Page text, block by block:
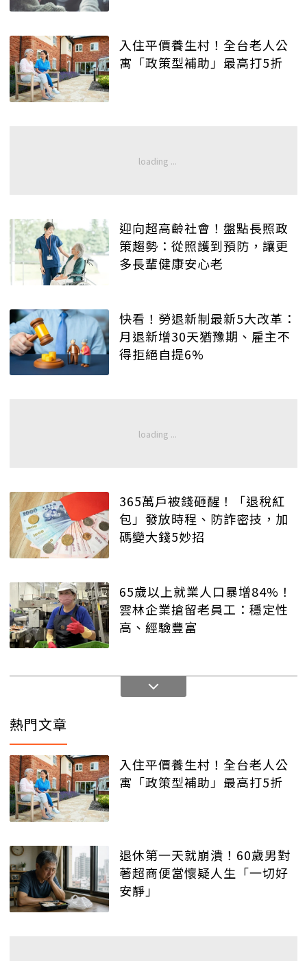
入住平價養生村！全台老人公
寓「政策型補助」最高打5折
迎向超高齡社會！盤點長照政
策趨勢：從照護到預防，讓更
多長輩健康安心老
快看！勞退新制最新5大改革：
月退新增30天猶豫期、雇主不
得拒絕自提6%
365萬戶被錢砸醒！「退稅紅
包」發放時程、防詐密技，加
碼變大錢5妙招
65歲以上就業人口暴增84%！
雲林企業搶留老員工：穩定性
高、經驗豐富
熱門文章
入住平價養生村！全台老人公
寓「政策型補助」最高打5折
退休第一天就崩潰！60歲男對
著超商便當懷疑人生「一切好
安靜」